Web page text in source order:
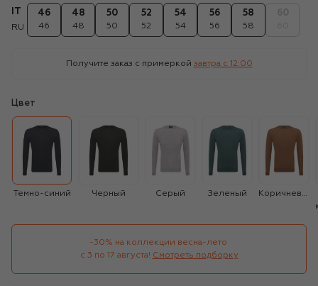
RU
46
46
48
48
50
50
52
52
54
54
56
56
58
58
Получите заказ с примеркой завтра c 12:00
Цвет
Темно-синий Черный Серый Зеленый Коричневый
-30% на коллекции весна-лето
с 3 по 17 августа! Смотреть подборку